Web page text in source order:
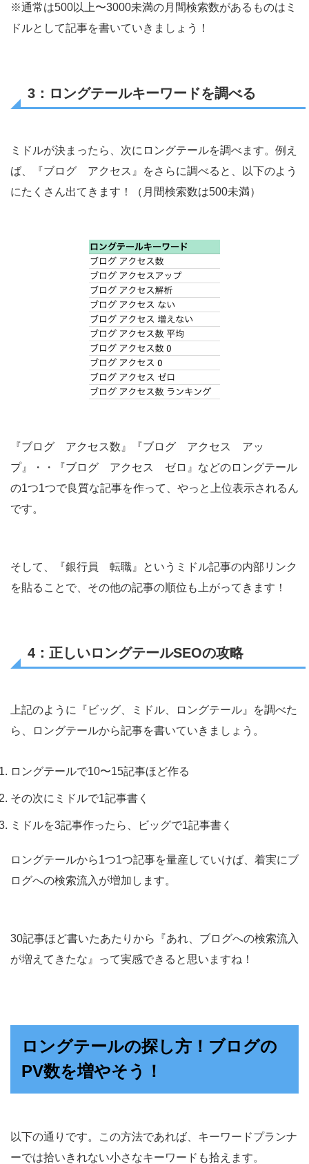
※通常は500以上〜3000未満の月間検索数があるものはミ
ドルとして記事を書いていきましょう！
3：ロングテールキーワードを調べる
ミドルが決まったら、次にロングテールを調べます。 例え
ば、『ブログ アクセス』をさらに調べると、以下のよう
にたくさん出てきます！（月間検索数は500未満）
『ブログ アクセス数』『ブログ アクセス アッ
プ』・・『ブログ アクセス ゼロ』などのロングテール
の1つ1つで良質な記事を作って、やっと上位表示されるん
です。
そして、『銀行員 転職』というミドル記事の内部リンク
を貼ることで、その他の記事の順位も上がってきます！
4：正しいロングテールSEOの攻略
上記のように『ビッグ、ミドル、ロングテール』を調べた
ら、ロングテールから記事を書いていきましょう。
ロングテールで10〜15記事ほど作る
その次にミドルで1記事書く
ミドルを3記事作ったら、ビッグで1記事書く
ロングテールから1つ1つ記事を量産していけば、着実にブ
ログへの検索流入が増加します。
30記事ほど書いたあたりから『あれ、ブログへの検索流入
が増えてきたな』って実感できると思いますね！
ロングテールの探し方！ブログの
PV数を増やそう！
以下の通りです。この方法であれば、キーワードプランナ
ーでは拾いきれない小さなキーワードも拾えます。